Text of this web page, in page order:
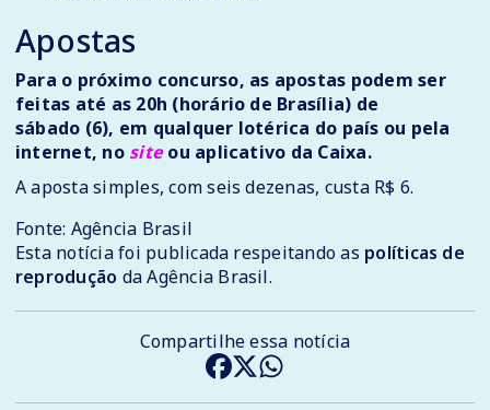
Apostas
Para o próximo concurso, as apostas podem ser
feitas até as 20h (horário de Brasília) de
sábado (6), em qualquer lotérica do país ou pela
internet, no siteou aplicativo da Caixa.
A aposta simples, com seis dezenas, custa R$ 6.
Fonte: Agência Brasil
Esta notícia foi publicada respeitando as políticas de
reprodução da Agência Brasil.
Compartilhe essa notícia